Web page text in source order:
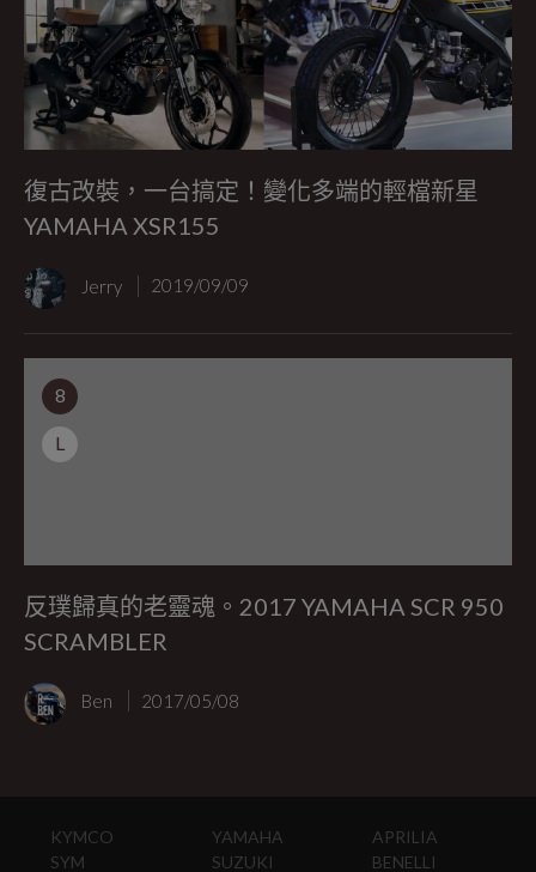
復古改裝，一台搞定！變化多端的輕檔新星
YAMAHA XSR155
Jerry 2019/09/09
8
L
反璞歸真的老靈魂。2017 YAMAHA SCR 950
SCRAMBLER
Ben 2017/05/08
KYMCO
SYM
YAMAHA
SUZUKI
APRILIA
BENELLI